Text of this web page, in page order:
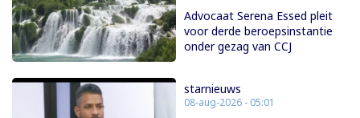
Advocaat Serena Essed pleit
voor derde beroepsinstantie
onder gezag van CCJ
starnieuws
08-aug-2026 - 05:01